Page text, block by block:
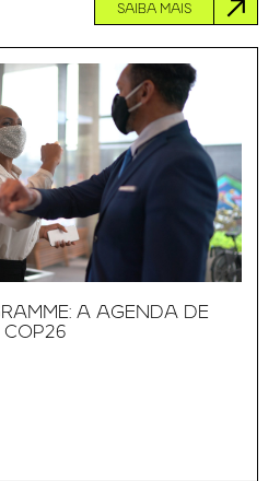
SAIBA MAIS
A AGENDA DE
COP26